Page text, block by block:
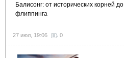
Балисонг: от исторических корней
флиппинга
27 июл, 19:06 0